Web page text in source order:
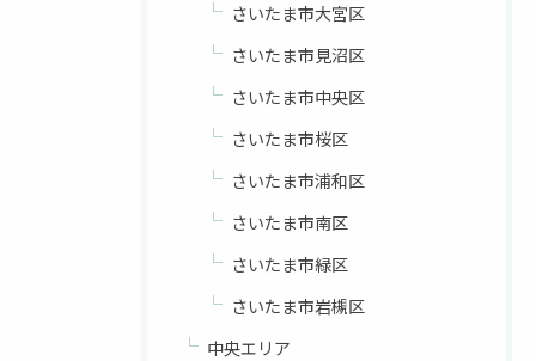
さいたま市大宮区
さいたま市見沼区
さいたま市中央区
さいたま市桜区
さいたま市浦和区
さいたま市南区
さいたま市緑区
さいたま市岩槻区
中央エリア